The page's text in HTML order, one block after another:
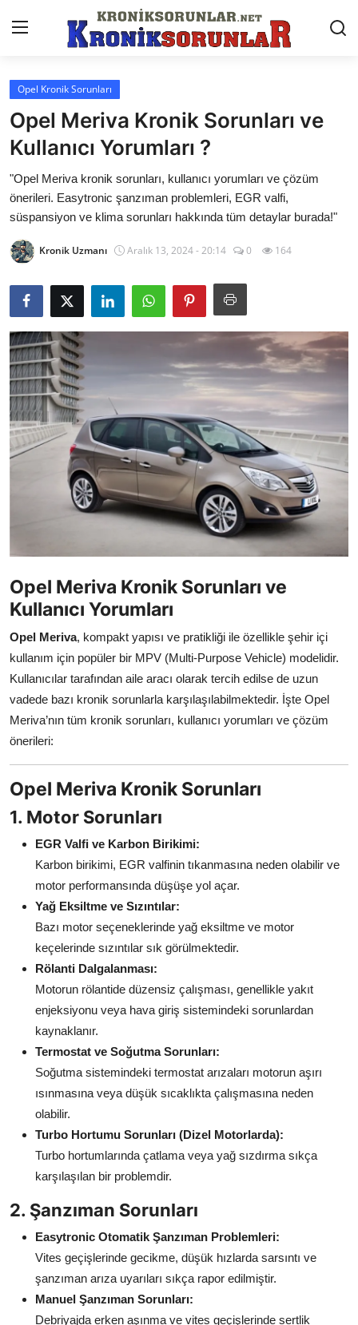
Anasayfa
Markalar
İletişim
Trafik & Cezalar
Sigorta & Kasko
Muayene & Ruhsat
Sorgulamalar
İkinci El & Alım-Satım
Bakım & Arıza Çözümleri
Elektrikli & Hibrit
Kiralama & Filo
Lastik & Jant
Yağlar & Sıvılar
LPG & Yakıt
Elektrik & Akü
Klima & Konfor
Aydınlatma & Görüş
Şanzıman & Aktarma
Dizel Sistemler
Multimedya & Elektronik
Opel Kronik Sorunları
Opel Meriva Kronik Sorunları ve
Kullanıcı Yorumları ?
"Opel Meriva kronik sorunları, kullanıcı yorumları ve çözüm
önerileri. Easytronic şanzıman problemleri, EGR valfi,
süspansiyon ve klima sorunları hakkında tüm detaylar burada!"
Kronik Uzmanı Aralık 13, 2024 - 20:14 0 164
Opel Meriva Kronik Sorunları ve
Kullanıcı Yorumları
Opel Meriva, kompakt yapısı ve pratikliği ile özellikle şehir içi
kullanım için popüler bir MPV (Multi-Purpose Vehicle) modelidir.
Kullanıcılar tarafından aile aracı olarak tercih edilse de uzun
vadede bazı kronik sorunlarla karşılaşılabilmektedir. İşte Opel
Meriva’nın tüm kronik sorunları, kullanıcı yorumları ve çözüm
önerileri:
Opel Meriva Kronik Sorunları
1. Motor Sorunları
EGR Valfi ve Karbon Birikimi:
Karbon birikimi, EGR valfinin tıkanmasına neden olabilir ve
motor performansında düşüşe yol açar.
Yağ Eksiltme ve Sızıntılar:
Bazı motor seçeneklerinde yağ eksiltme ve motor
keçelerinde sızıntılar sık görülmektedir.
Rölanti Dalgalanması:
Motorun rölantide düzensiz çalışması, genellikle yakıt
enjeksiyonu veya hava giriş sistemindeki sorunlardan
kaynaklanır.
Termostat ve Soğutma Sorunları:
Soğutma sistemindeki termostat arızaları motorun aşırı
ısınmasına veya düşük sıcaklıkta çalışmasına neden
olabilir.
Turbo Hortumu Sorunları (Dizel Motorlarda):
Turbo hortumlarında çatlama veya yağ sızdırma sıkça
karşılaşılan bir problemdir.
2. Şanzıman Sorunları
Easytronic Otomatik Şanzıman Problemleri:
Vites geçişlerinde gecikme, düşük hızlarda sarsıntı ve
şanzıman arıza uyarıları sıkça rapor edilmiştir.
Manuel Şanzıman Sorunları:
Debriyajda erken aşınma ve vites geçişlerinde sertlik